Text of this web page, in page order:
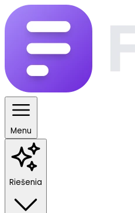
Menu
Riešenia